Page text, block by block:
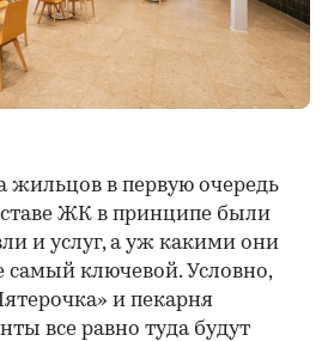
жильцов в первую очередь
ЖК в принципе были
и услуг, а уж какими они
самый ключевой. Условно,
и пекарня
все равно туда будут